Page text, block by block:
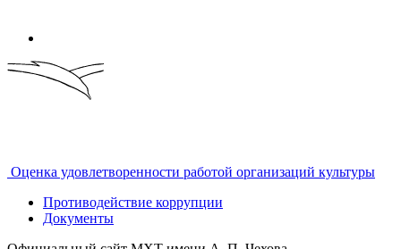
Оценка удовлетворенности работой организаций культуры
Противодействие коррупции
Документы